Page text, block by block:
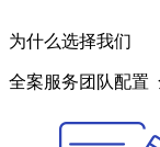
为什么选择我们
全案服务团队配置